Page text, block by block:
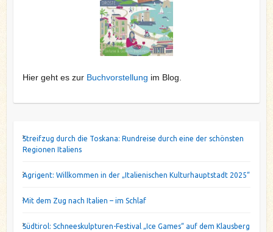
Hier geht es zur Buchvorstellung im Blog.
Streifzug durch die Toskana: Rundreise durch eine der schönsten
Regionen Italiens
Agrigent: Willkommen in der „Italienischen Kulturhauptstadt 2025“
Mit dem Zug nach Italien – im Schlaf
Südtirol: Schneeskulpturen-Festival „Ice Games“ auf dem Klausberg